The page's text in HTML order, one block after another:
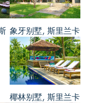
人员很热情又周
要是卧室，楼下
间可能是主卧
服的大床跟大浴
木制的，感觉很
象牙别墅, 斯里兰卡
椰林别墅, 斯里兰卡